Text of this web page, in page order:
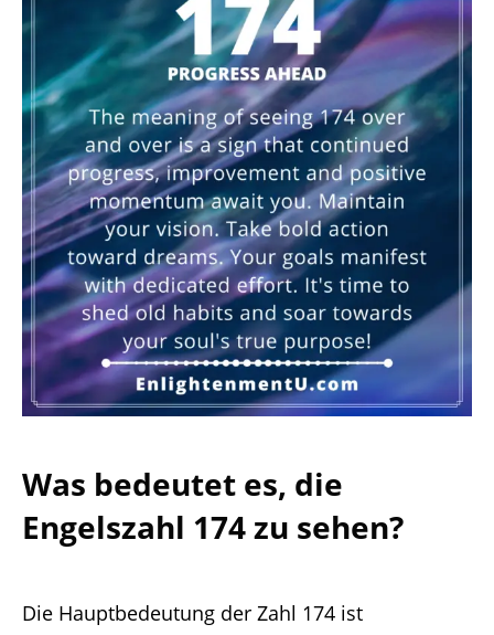
Was bedeutet es, die
Engelszahl 174 zu sehen?
Die Hauptbedeutung der Zahl 174 ist